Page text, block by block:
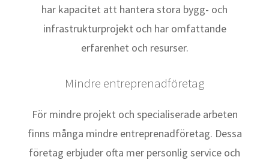
har kapacitet att hantera stora bygg- och
infrastrukturprojekt och har omfattande
erfarenhet och resurser.
Mindre entreprenadföretag
För mindre projekt och specialiserade arbeten
finns många mindre entreprenadföretag. Dessa
företag erbjuder ofta mer personlig service och